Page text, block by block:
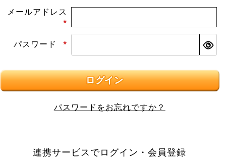
メールアドレス
須)
パスワード
ログイン
パスワードをお忘れですか？
連携サービスでログイン・会員登録